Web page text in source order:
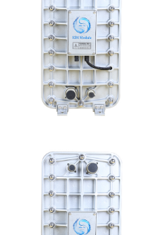
EDI超纯水处理设备